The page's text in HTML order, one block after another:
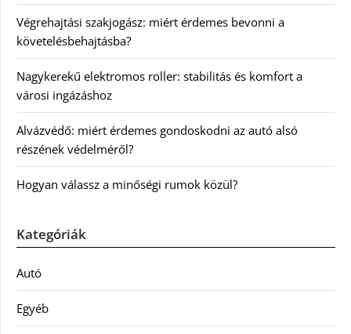
Végrehajtási szakjogász: miért érdemes bevonni a
követelésbehajtásba?
Nagykerekű elektromos roller: stabilitás és komfort a
városi ingázáshoz
Alvázvédő: miért érdemes gondoskodni az autó alsó
részének védelméről?
Hogyan válassz a minőségi rumok közül?
Kategóriák
Autó
Egyéb